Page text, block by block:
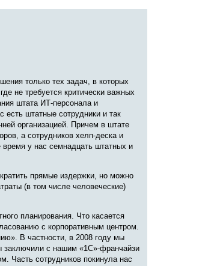
только тех задач, в которых
не требуется критически важных
штата ИТ-персонала и
есть штатные сотрудники и так
организацией. Причем в штате
а сотрудников хелп‑деска и
время у нас семнадцать штатных и
прямые издержки, но можно
(в том числе человеческие)
планирования. Что касается
с корпоративным центром.
В частности, в 2008 году мы
заключили с нашим «1С»-франчайзи
Часть сотрудников покинула нас